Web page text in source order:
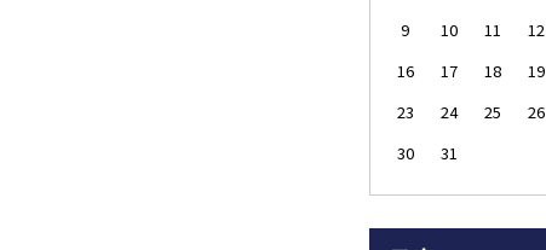
9
10 11 12
16
17 18 19
23
24 25 26
30
31